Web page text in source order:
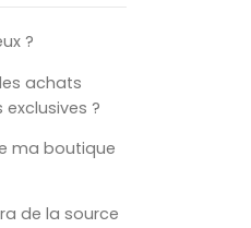
?
achats
?
ma boutique
de la source